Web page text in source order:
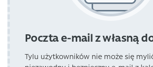
Poczta e-mail z własną
Tylu użytkowników nie może się